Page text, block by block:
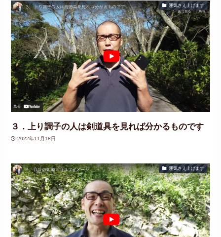
運気さえ上げます
３．上り調子の人は剣道具を見れば分かるものです
2022年11月18日
運気さえ上げます